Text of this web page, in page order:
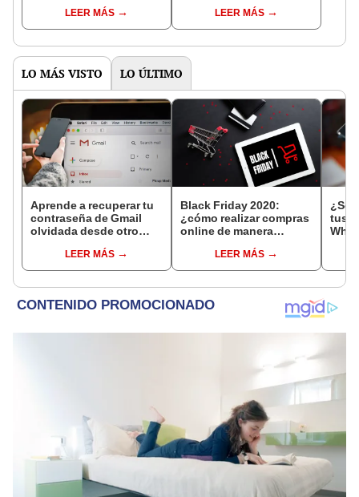
LEER MÁS LEER MÁS
LO MÁS VISTO LO ÚLTIMO
Aprende a recuperar tu
contraseña de Gmail
olvidada desde otro
hacerlo paso a paso
LEER MÁS
Black Friday 2020:
¿cómo realizar compras
online de manera
LEER MÁS
tus
de 1